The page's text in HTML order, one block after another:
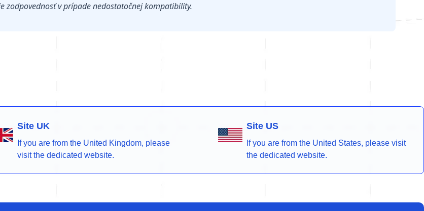
zodpovednosť v prípade nedostatočnej kompatibility.
Site UK
If you are from the United Kingdom, please
visit the dedicated website.
Site US
If you are from the United States, please visit
the dedicated website.